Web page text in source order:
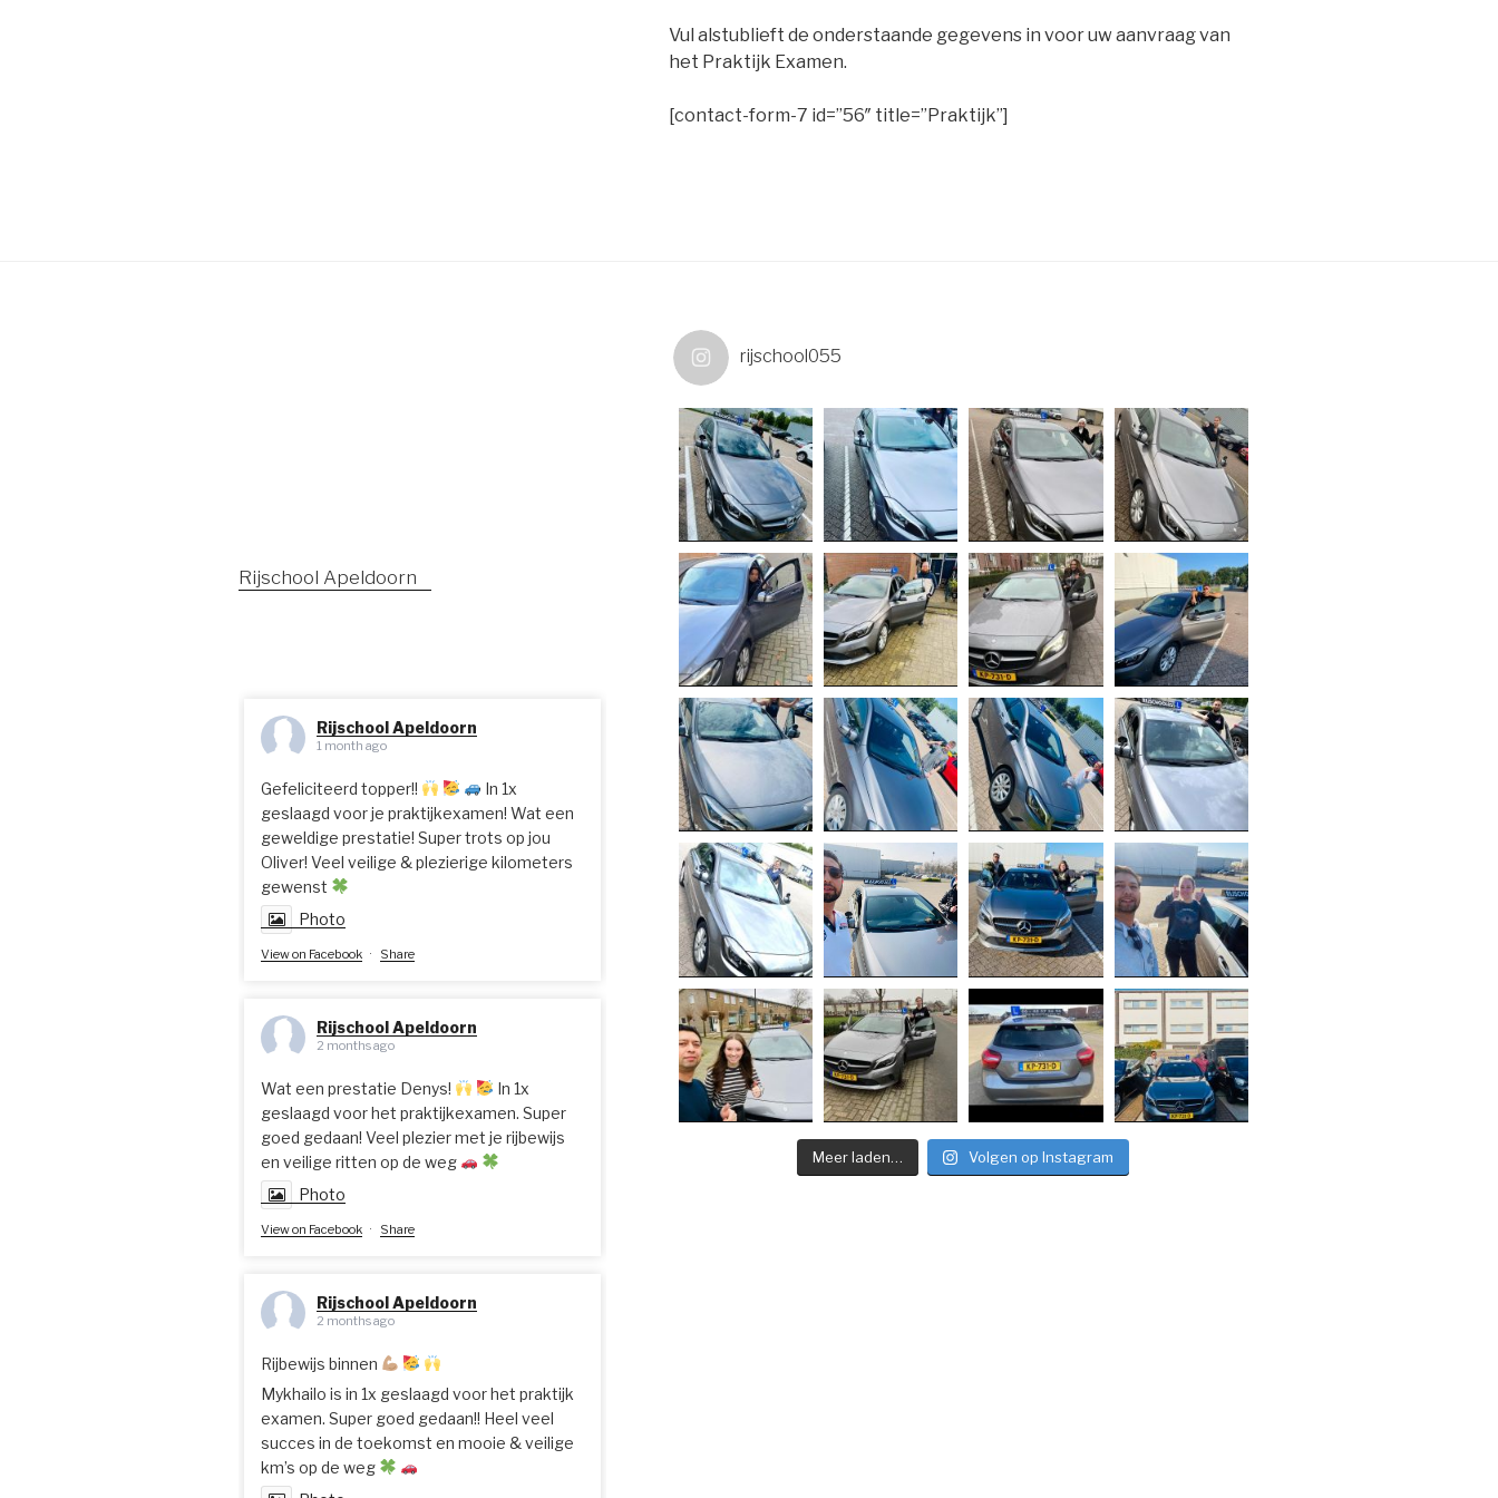
Vul alstublieft de onderstaande gegevens in voor uw aanvraag van
het Praktijk Examen.
[contact-form-7 id=”56″ title=”Praktijk”]
Rijschool Apeldoorn
Rijschool Apeldoorn
1 month ago
Gefeliciteerd topper!!
In 1x
geslaagd voor je praktijkexamen! Wat een
geweldige prestatie! Super trots op jou
Oliver! Veel veilige & plezierige kilometers
gewenst
Photo
View on Facebook · Share
Rijschool Apeldoorn
2 months ago
Wat een prestatie Denys!
In 1x
geslaagd voor het praktijkexamen. Super
goed gedaan! Veel plezier met je rijbewijs
en veilige ritten op de weg
Photo
View on Facebook · Share
Rijschool Apeldoorn
2 months ago
Rijbewijs binnen
Mykhailo is in 1x geslaagd voor het praktijk
examen. Super goed gedaan!! Heel veel
succes in de toekomst en mooie & veilige
km’s op de weg
rijschool055
Meer laden… Volgen op Instagram